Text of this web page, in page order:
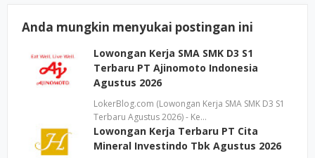
Anda mungkin menyukai postingan ini
Lowongan Kerja SMA SMK D3 S1
Terbaru PT Ajinomoto Indonesia
Agustus 2026
LokerBlog.com (Lowongan Kerja SMA SMK D3 S1
Terbaru Agustus 2026) - Ke…
Lowongan Kerja Terbaru PT Cita
Mineral Investindo Tbk Agustus 2026